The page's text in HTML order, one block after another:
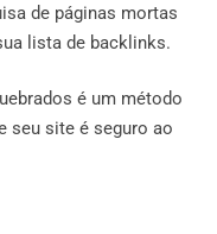
de páginas mortas
lista de backlinks.
é um método
seu site é seguro ao